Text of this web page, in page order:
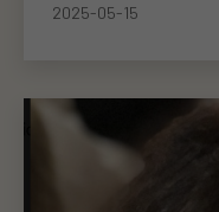
2025-05-15